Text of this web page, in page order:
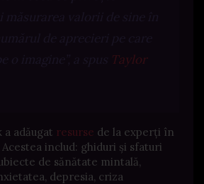
Taylor
a adăugat resurse de la experți în
includ: ghiduri și sfaturi
de sănătate mintală,
depresia, criza